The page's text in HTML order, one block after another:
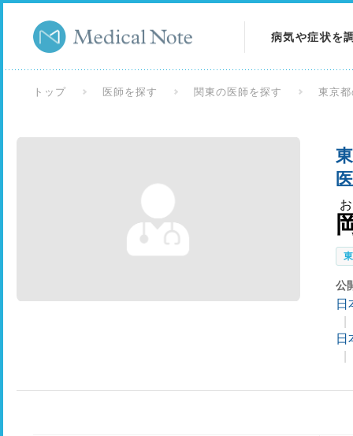
病気や症状を
検査を調べる
トップ 医師を探す 関東の医師を探す 東京
公
日
日